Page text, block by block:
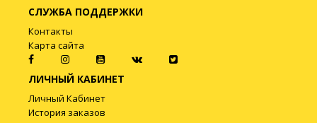
СЛУЖБА ПОДДЕРЖКИ
Контакты
Карта сайта
ЛИЧНЫЙ КАБИНЕТ
Личный Кабинет
История заказов